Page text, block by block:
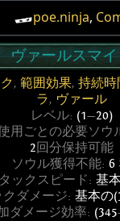
poe.ninja,
ヴァールスマ
, 範囲効果, 持続時
ラ, ヴァール
レベル: (1—20)
用ごとの必要ソウ
2回分保持可能
ソウル獲得不能: 6
ックスピード: 基
クダメージ: 基本の
ダメージ効率: (345